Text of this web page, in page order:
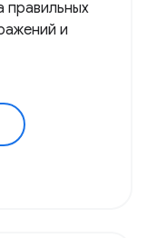
правильных
и